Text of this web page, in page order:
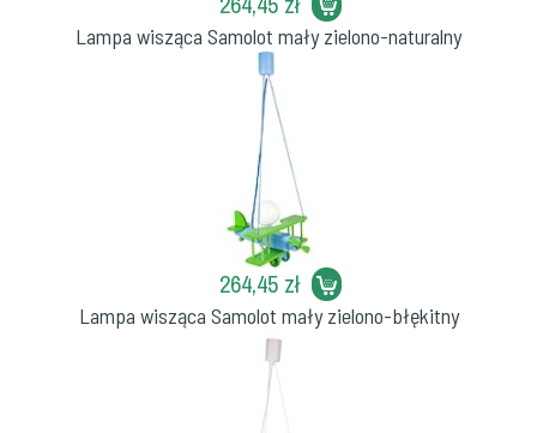
Lampa wisząca Samolot mały zielono-naturalny
264,45 zł
Lampa wisząca Samolot mały zielono-błękitny